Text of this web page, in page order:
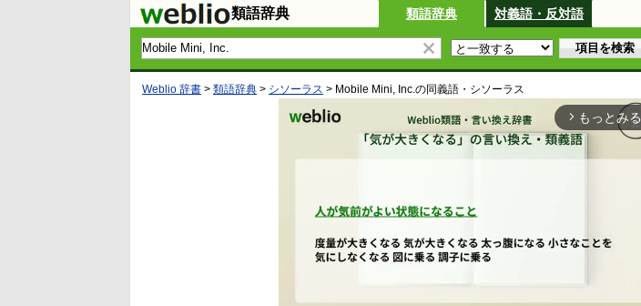
類語辞典 類語辞典 対義語・反対語
Weblio 辞書 > 類語辞典 > シソーラス > Mobile Mini, Inc. の同義語・シソーラス
arrow_forward_ios もっとみる